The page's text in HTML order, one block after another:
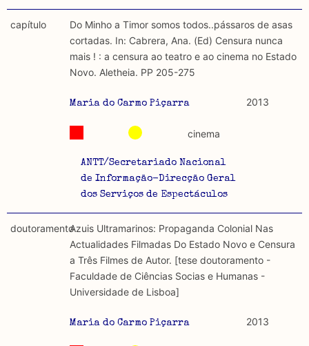
capítulo
Do Minho a Timor somos todos..pássaros de asas
cortadas. In: Cabrera, Ana. (Ed) Censura nunca
mais ! : a censura ao teatro e ao cinema no Estado
Novo. Aletheia. PP 205-275
Maria do Carmo Piçarra 2013
ANTT/Secretariado Nacional
de Informação-Direcção Geral
dos Serviços de Espectáculos
cinema
doutoramentoAzuis Ultramarinos: Propaganda Colonial Nas
Actualidades Filmadas Do Estado Novo e Censura
a Três Filmes de Autor. [tese doutoramento -
Faculdade de Ciências Socias e Humanas -
Universidade de Lisboa]
Maria do Carmo Piçarra 2013